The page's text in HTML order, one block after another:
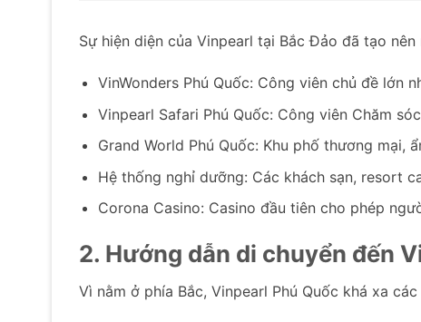
Sự hiện diện của Vinpearl tại Bắc Đảo đã tạo
VinWonders Phú Quốc: Công viên chủ đề lớn
Vinpearl Safari Phú Quốc: Công viên Chăm
Grand World Phú Quốc: Khu phố thương mại,
Hệ thống nghỉ dưỡng: Các khách sạn, resort
Corona Casino: Casino đầu tiên cho phép
2. Hướng dẫn di chuyển đến
Vì nằm ở phía Bắc, Vinpearl Phú Quốc khá xa